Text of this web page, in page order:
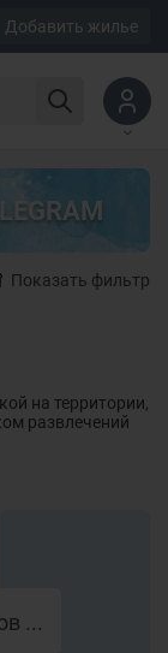
Добавить жилье
Показать фильтр
на территории,
развлечений
...